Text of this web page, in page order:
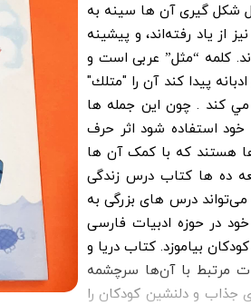
شکل گیری آن ها سینه به
از یاد رفته‌اند، و پیشینه
كلمه “مثل” عربی است و
پيدا كند آن را "متلك"
كند . چون اين جمله ها
خود استفاده شود اثر حرف
هستند که با کمک آن ها
ده‌ ها کتاب درس زندگی
درس های بزرگی به
در حوزه ادبیات فارسی
بیاموزد. کتاب دریا و
و موضوعات مرتبط با آن‌ها سرچشمه
تصاویری جذاب و دلنشین کودکان را